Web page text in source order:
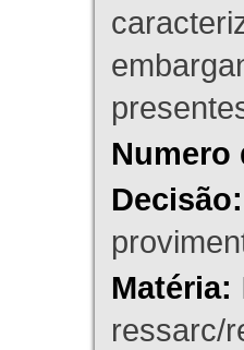
Numero
Decisão:
Matéria:
ressarc/